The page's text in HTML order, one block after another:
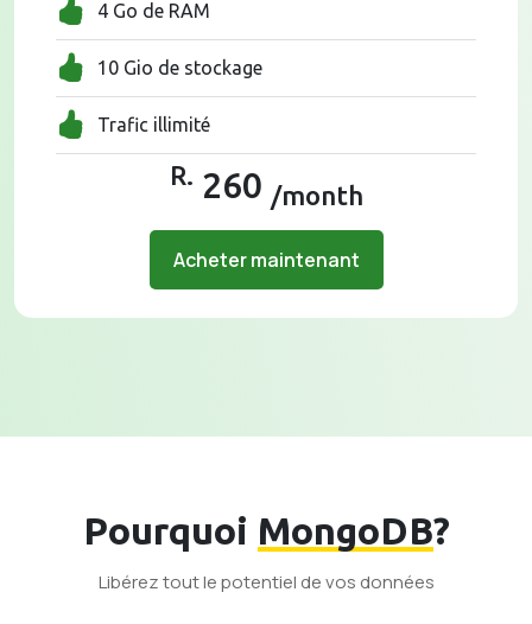
4 Go de RAM
10 Gio de stockage
Trafic illimité
R. 260 /month
Acheter maintenant
Pourquoi MongoDB?
Libérez tout le potentiel de vos données